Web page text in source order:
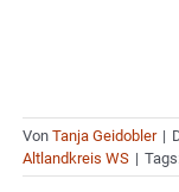
Von Tanja Geidobler |
Altlandkreis WS |